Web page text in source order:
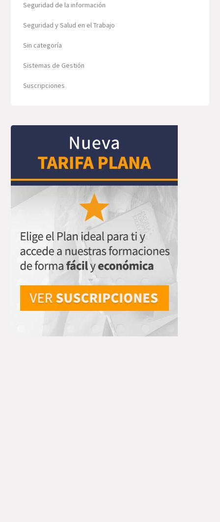
Seguridad de la información
Seguridad y Salud en el Trabajo
Sin categoría
Sistemas de Gestión
Suscripciones